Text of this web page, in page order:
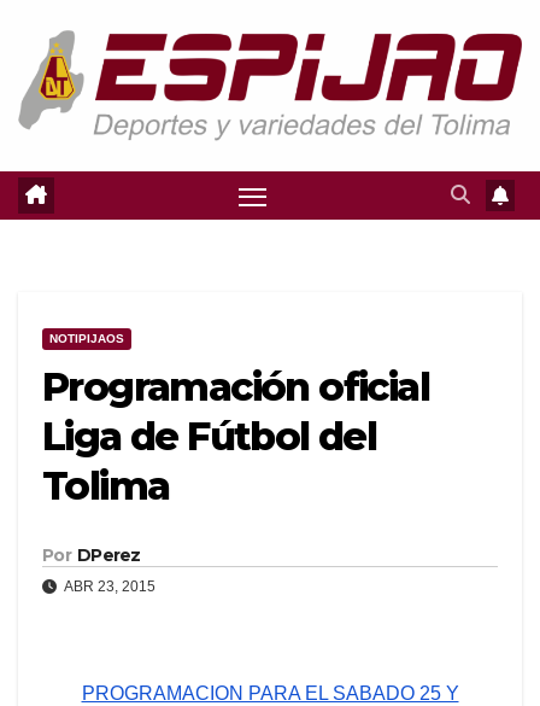
contenido
NOTIPIJAOS
Programación oficial
Liga de Fútbol del
Tolima
Por DPerez
ABR 23, 2015
PROGRAMACION PARA EL SABADO 25 Y